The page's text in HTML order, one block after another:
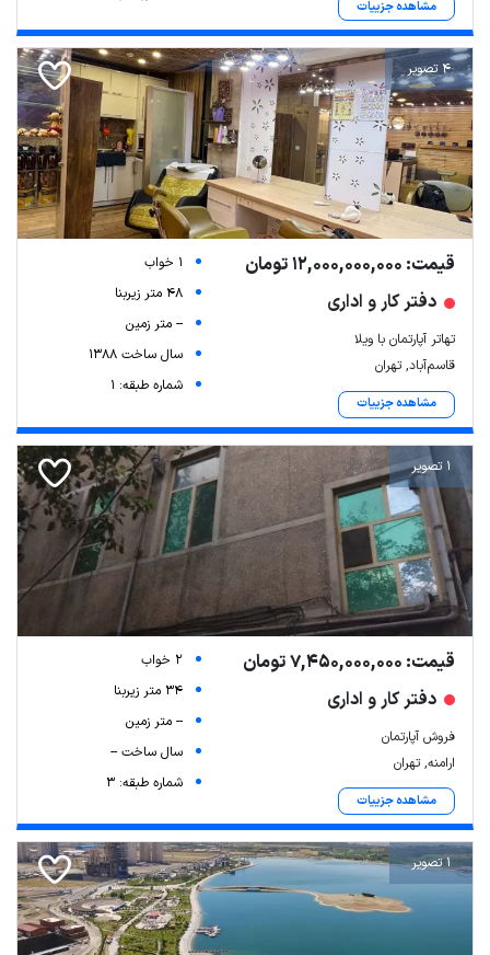
مشاهده جزییات
4 تصویر
قیمت: 12,000,000,000 تومان
دفتر کار و اداری
تهاتر آپارتمان با ویلا
قاسم‌آباد, تهران
مشاهده جزییات
1 خواب
48 متر زیربنا
-- متر زمین
سال ساخت 1388
شماره طبقه: 1
1 تصویر
قیمت: 7,450,000,000 تومان
دفتر کار و اداری
فروش آپارتمان
ارامنه, تهران
مشاهده جزییات
2 خواب
34 متر زیربنا
-- متر زمین
سال ساخت --
شماره طبقه: 3
1 تصویر